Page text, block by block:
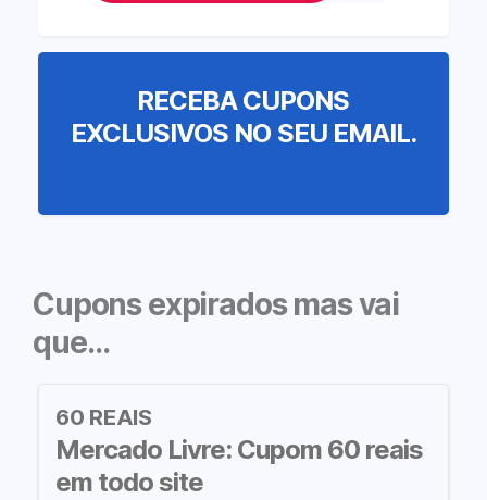
RECEBA CUPONS
EXCLUSIVOS NO SEU EMAIL.
Cupons expirados mas vai
que…
60 REAIS
Mercado Livre: Cupom 60 reais
em todo site